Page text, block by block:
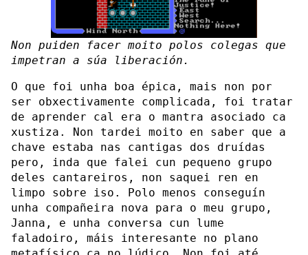
Non puiden facer moito polos colegas que
impetran a súa liberación.
O que foi unha boa épica, mais non por
ser obxectivamente complicada, foi tratar
de aprender cal era o mantra asociado ca
xustiza. Non tardei moito en saber que a
chave estaba nas cantigas dos druídas
pero, inda que falei cun pequeno grupo
deles cantareiros, non saquei ren en
limpo sobre iso. Polo menos conseguín
unha compañeira nova para o meu grupo,
Janna, e unha conversa cun lume
faladoiro, máis interesante no plano